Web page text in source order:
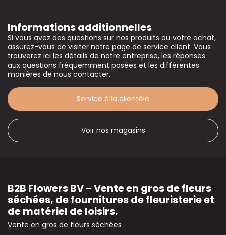
Informations additionnelles
Si vous avez des questions sur nos produits ou votre achat,
assurez-vous de visiter notre page de service client. Vous
trouverez ici les détails de notre entreprise, les réponses
aux questions fréquemment posées et les différentes
manières de nous contacter.
Service à la clientèle
Voir nos magasins
B2B Flowers BV - Vente en gros de fleurs
séchées, de fournitures de fleuristerie et
de matériel de loisirs.
Vente en gros de fleurs séchées